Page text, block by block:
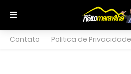
Contato Política de Privacidade